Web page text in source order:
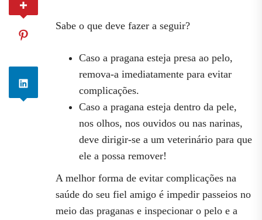
Sabe o que deve fazer a seguir?
Caso a pragana esteja presa ao pelo,
remova-a imediatamente para evitar
complicações.
Caso a pragana esteja dentro da pele,
nos olhos, nos ouvidos ou nas narinas,
deve dirigir-se a um veterinário para que
ele a possa remover!
A melhor forma de evitar complicações na
saúde do seu fiel amigo é impedir passeios no
meio das praganas e inspecionar o pelo e a